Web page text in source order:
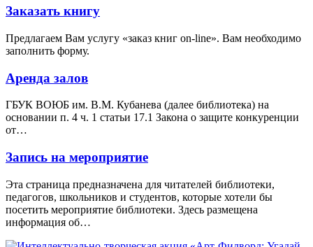
Заказать книгу
Предлагаем Вам услугу «заказ книг on-line». Вам необходимо
заполнить форму.
Аренда залов
ГБУК ВОЮБ им. В.М. Кубанева (далее библиотека) на
основании п. 4 ч. 1 статьи 17.1 Закона о защите конкуренции
от…
Запись на мероприятие
Эта страница предназначена для читателей библиотеки,
педагогов, школьников и студентов, которые хотели бы
посетить мероприятие библиотеки. Здесь размещена
информация об…